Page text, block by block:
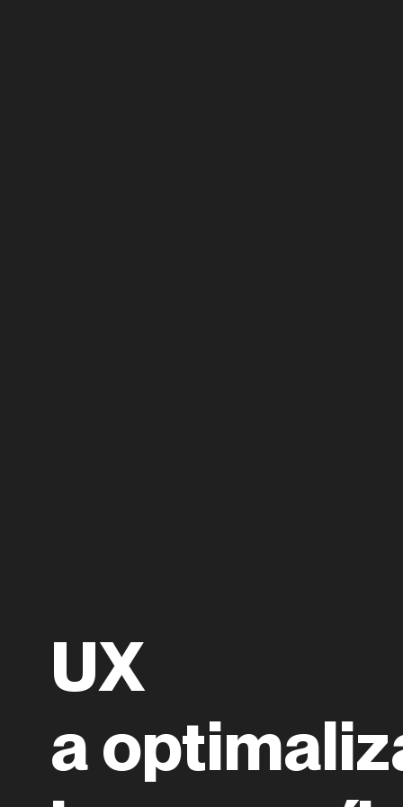
UX
a